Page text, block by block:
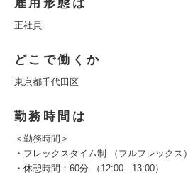
雇用形態は
正社員
どこで働くか
東京都千代田区
勤務時間は
＜勤務時間＞
・フレックスタイム制 （フルフレックス）
・休憩時間：60分 （12:00 - 13:00）